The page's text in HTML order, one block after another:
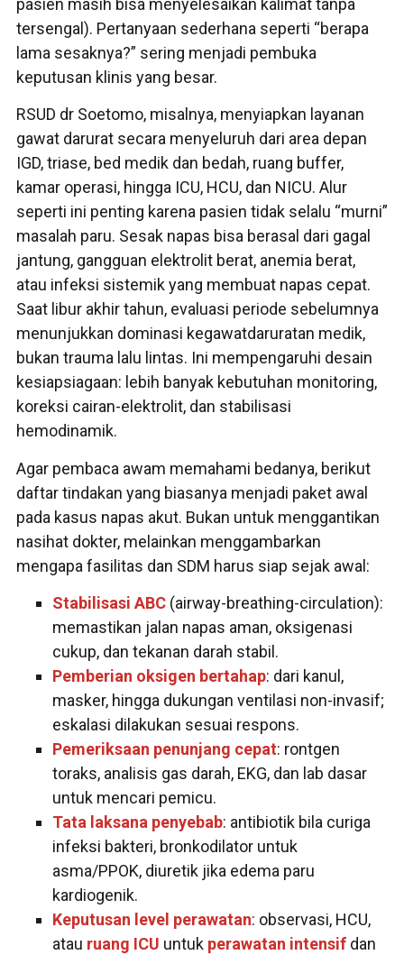
pasien masih bisa menyelesaikan kalimat tanpa
tersengal). Pertanyaan sederhana seperti “berapa
lama sesaknya?” sering menjadi pembuka
keputusan klinis yang besar.
RSUD dr Soetomo, misalnya, menyiapkan layanan
gawat darurat secara menyeluruh dari area depan
IGD, triase, bed medik dan bedah, ruang buffer,
kamar operasi, hingga ICU, HCU, dan NICU. Alur
seperti ini penting karena pasien tidak selalu “murni”
masalah paru. Sesak napas bisa berasal dari gagal
jantung, gangguan elektrolit berat, anemia berat,
atau infeksi sistemik yang membuat napas cepat.
Saat libur akhir tahun, evaluasi periode sebelumnya
menunjukkan dominasi kegawatdaruratan medik,
bukan trauma lalu lintas. Ini mempengaruhi desain
kesiapsiagaan: lebih banyak kebutuhan monitoring,
koreksi cairan-elektrolit, dan stabilisasi
hemodinamik.
Agar pembaca awam memahami bedanya, berikut
daftar tindakan yang biasanya menjadi paket awal
pada kasus napas akut. Bukan untuk menggantikan
nasihat dokter, melainkan menggambarkan
mengapa fasilitas dan SDM harus siap sejak awal:
Stabilisasi ABC (airway-breathing-circulation):
memastikan jalan napas aman, oksigenasi
cukup, dan tekanan darah stabil.
Pemberian oksigen bertahap: dari kanul,
masker, hingga dukungan ventilasi non-invasif;
eskalasi dilakukan sesuai respons.
Pemeriksaan penunjang cepat: rontgen
toraks, analisis gas darah, EKG, dan lab dasar
untuk mencari pemicu.
Tata laksana penyebab: antibiotik bila curiga
infeksi bakteri, bronkodilator untuk
asma/PPOK, diuretik jika edema paru
kardiogenik.
Keputusan level perawatan: observasi, HCU,
atau ruang ICU untuk perawatan intensif dan